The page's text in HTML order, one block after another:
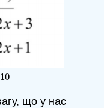
10
10
що у нас